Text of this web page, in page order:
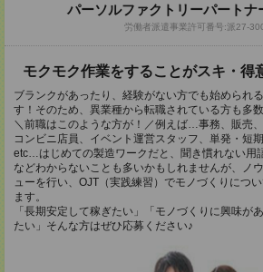
パーソルファクトリーパートナ
労働者派遣事業許可番号:派27-
モクモク作業をすることがスキ・得
ブランクがあったり、経験がない方でも始められ
す！そのため、異業種から転職されている方も多
＼前職はこのような方が！／例えば…事務、販売、
コンビニ店員、イベント運営スタッフ、単発・短
etc…はじめての製造ワークだと、聞き慣れない用
などわからないことも多いかもしれませんが、ノ
ューを行い、OJT（実践練習）でモノづくりにつ
ます。
「長期安定して稼ぎたい」「モノづくりに興味が
たい」そんな方はぜひ応募ください♪